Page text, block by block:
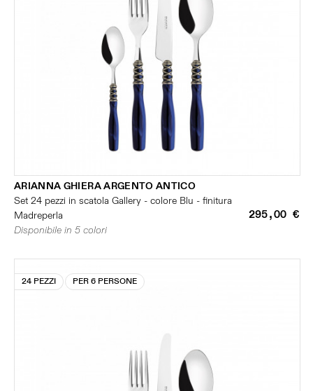
ARIANNA GHIERA ARGENTO ANTICO
Set 24 pezzi in scatola Gallery - colore Blu - finitura
Madreperla
295,00 €
Disponibile in 5 colori
24 PEZZI PER 6 PERSONE